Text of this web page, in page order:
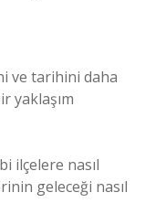
ve tarihini daha
yaklaşım
ilçelere nasıl
geleceği nasıl